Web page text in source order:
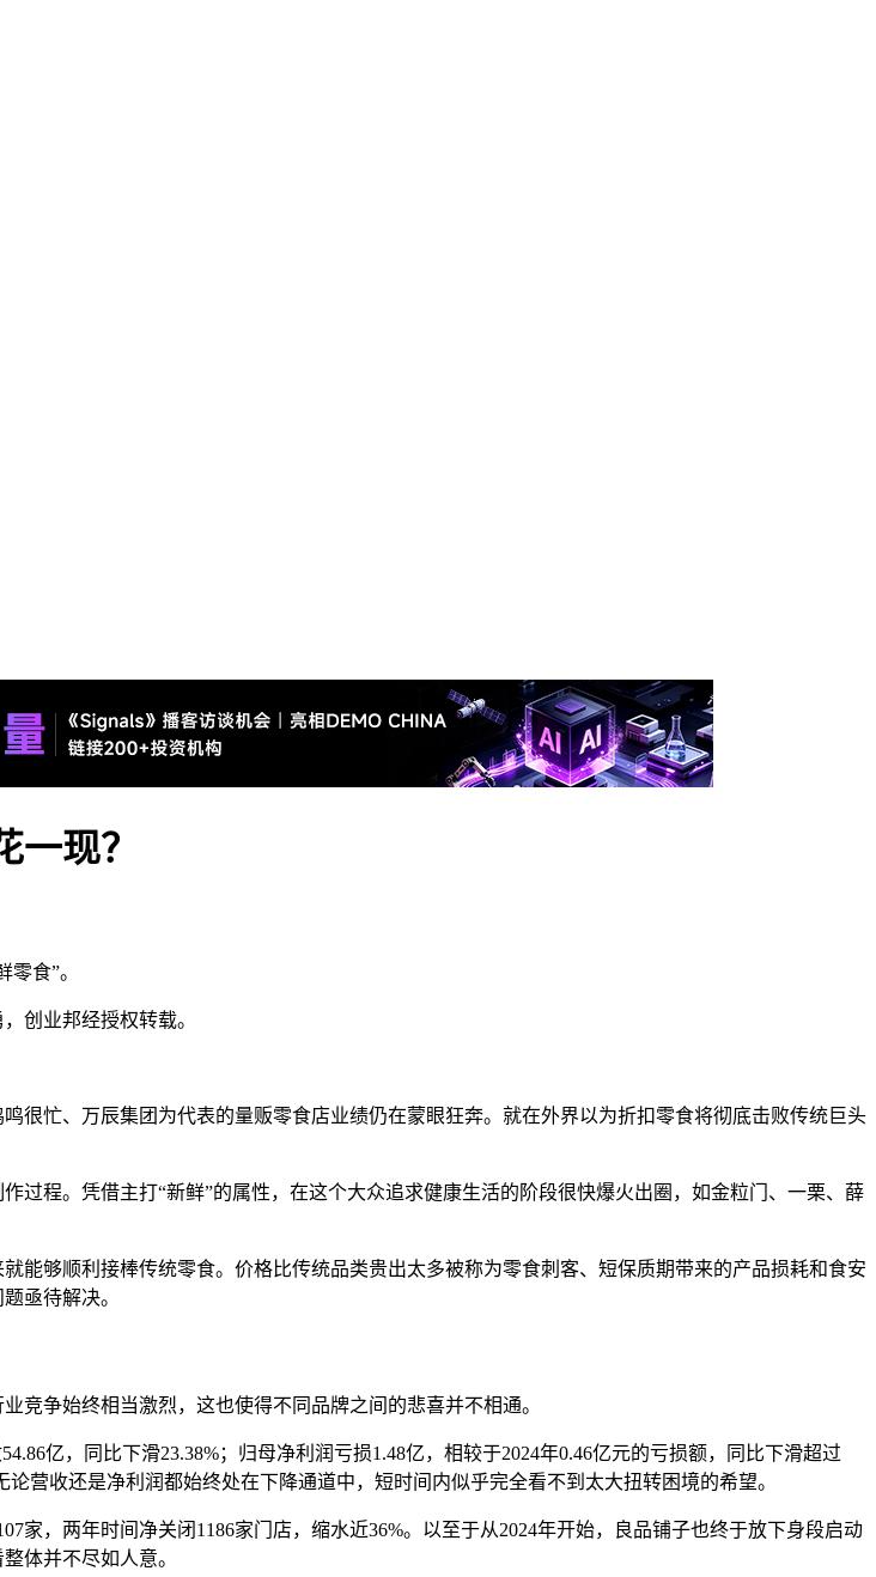
现？
食”。
创业邦经授权转载。
很忙、 万辰集团 为代表的量贩零食店业绩仍在蒙眼狂奔。就在外界以为折扣零食将彻底击败传统巨头
过程。凭借主打“新鲜”的属性，在这个大众追求健康生活的阶段很快爆火出圈，如金粒门 、一栗、薛
能够顺利接棒传统零食。价格比传统品类贵出太多被称为零食刺客、短保质期带来的产品损耗和食安
亟待解决。
竞争始终相当激烈，这也使得不同品牌之间的悲喜并不相通。
亿，同比下滑23.38%；归母净利润亏损1.48亿，相较于2024年0.46亿元的亏损额，同比下滑超过
营收还是净利润都始终处在下降通道中，短时间内似乎完全看不到太大扭转困境的希望。
家，两年时间净关闭1186家门店，缩水近36%。以至于从2024年开始，良品铺子也终于放下身段启动
体并不尽如人意。